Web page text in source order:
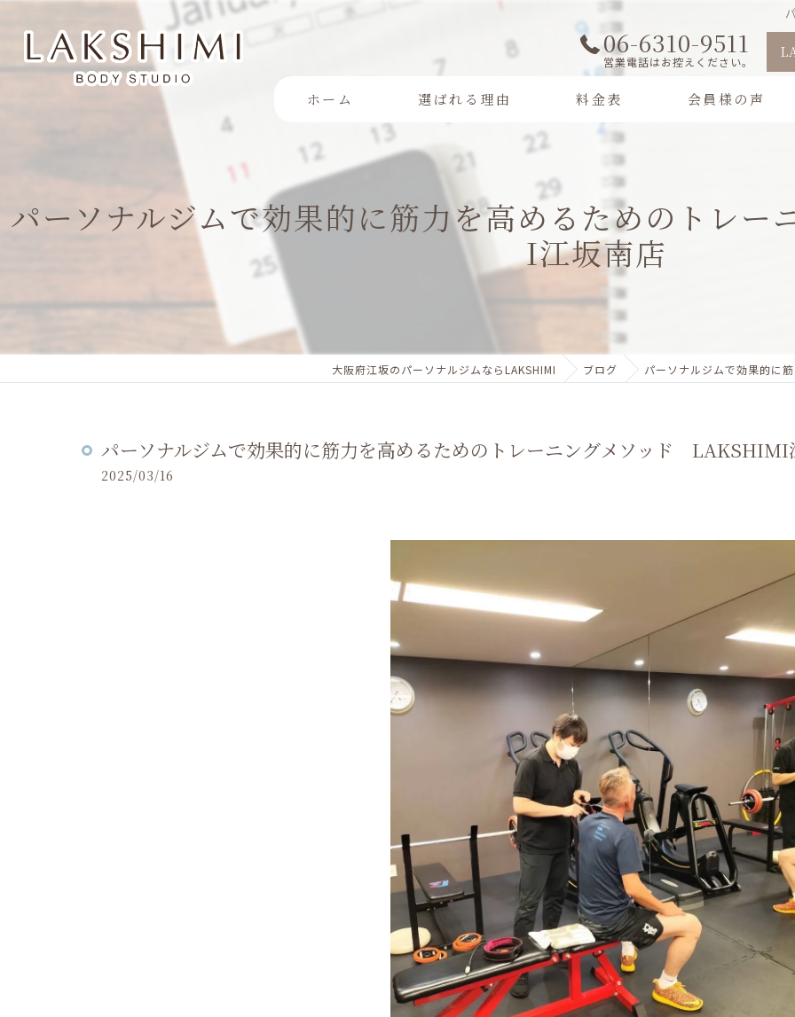
06-6310-9511
営業電話はお控えください。
ホーム 選ばれる理由 料金表 会員様の声
パーソナルジムで効果的に筋力を高めるためのトレ
I江坂南店
大阪府江坂のパーソナルジムならLAKSHIMI ブログ パーソナルジムで効果的に
パーソナルジムで効果的に筋力を高めるためのトレーニングメソッド LAKSHIMI
2025/03/16